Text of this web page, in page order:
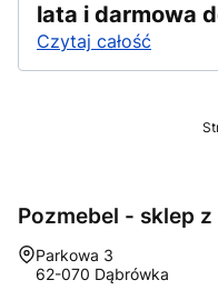
lata i darmowa
Czytaj całość
Pozmebel - sklep
Adres:
Parkowa 3
62-070 Dąbrówka